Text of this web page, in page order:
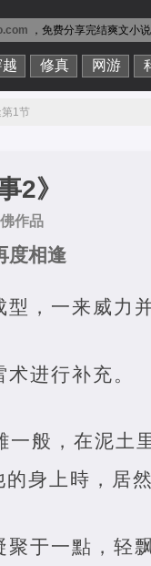
，免费分享完结爽文小说
越 修真 网游
1节
2》
作品
度相逢
，一来威力
进行补充。
般，在泥土
身上時，居
于一點，轻